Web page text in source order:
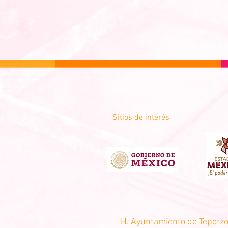
Sitios de interés
H. Ayuntamiento de